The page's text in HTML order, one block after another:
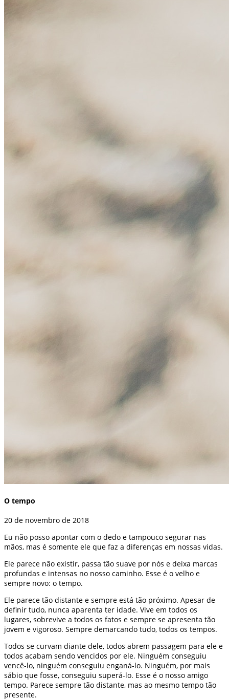
O tempo
20 de novembro de 2018
Eu não posso apontar com o dedo e tampouco segurar nas
mãos, mas é somente ele que faz a diferenças em nossas vidas.
Ele parece não existir, passa tão suave por nós e deixa marcas
profundas e intensas no nosso caminho. Esse é o velho e
sempre novo: o tempo.
Ele parece tão distante e sempre está tão próximo. Apesar de
definir tudo, nunca aparenta ter idade. Vive em todos os
lugares, sobrevive a todos os fatos e sempre se apresenta tão
jovem e vigoroso. Sempre demarcando tudo, todos os tempos.
Todos se curvam diante dele, todos abrem passagem para ele e
todos acabam sendo vencidos por ele. Ninguém conseguiu
vencê-lo, ninguém conseguiu enganá-lo. Ninguém, por mais
sábio que fosse, conseguiu superá-lo. Esse é o nosso amigo
tempo. Parece sempre tão distante, mas ao mesmo tempo tão
presente.